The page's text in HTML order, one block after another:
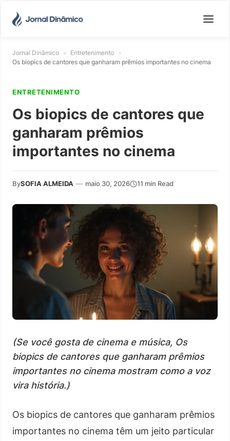
Jornal Dinâmico » Entretenimento »
Os biopics de cantores que ganharam prêmios importantes no cinema
ENTRETENIMENTO
Os biopics de cantores que
ganharam prêmios
importantes no cinema
BySOFIA ALMEIDA — maio 30, 2026 11 min Read
(Se você gosta de cinema e música, Os
biopics de cantores que ganharam prêmios
importantes no cinema mostram como a voz
vira história.)
Os biopics de cantores que ganharam prêmios
importantes no cinema têm um jeito particular